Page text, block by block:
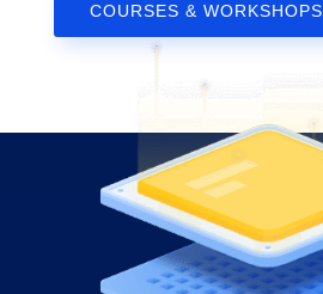
COURSES & WORKSHOPS